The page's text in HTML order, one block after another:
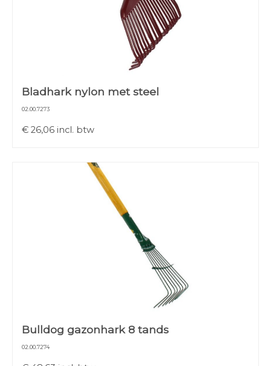
Bladhark nylon met steel
02.00.7273
€ 26,06 incl. btw
Bulldog gazonhark 8 tands
02.00.7274